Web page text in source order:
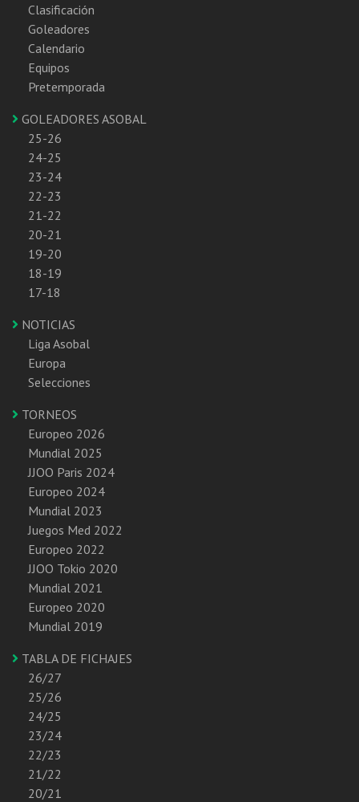
Clasificación
Goleadores
Calendario
Equipos
Pretemporada
GOLEADORES ASOBAL
25-26
24-25
23-24
22-23
21-22
20-21
19-20
18-19
17-18
NOTICIAS
Liga Asobal
Europa
Selecciones
TORNEOS
Europeo 2026
Mundial 2025
JJOO Paris 2024
Europeo 2024
Mundial 2023
Juegos Med 2022
Europeo 2022
JJOO Tokio 2020
Mundial 2021
Europeo 2020
Mundial 2019
TABLA DE FICHAJES
26/27
25/26
24/25
23/24
22/23
21/22
20/21